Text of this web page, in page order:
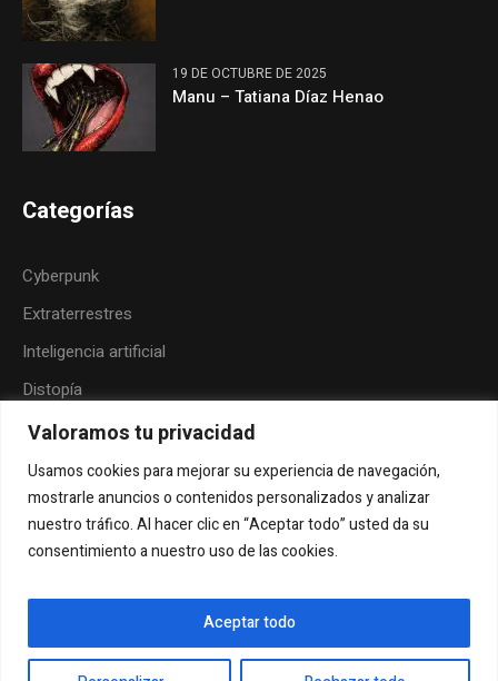
Valoramos tu privacidad
Usamos cookies para mejorar su experiencia de navegación,
mostrarle anuncios o contenidos personalizados y analizar
nuestro tráfico. Al hacer clic en “Aceptar todo” usted da su
consentimiento a nuestro uso de las cookies.
Aceptar todo
19 DE OCTUBRE DE 2025
Manu – Tatiana Díaz Henao
Categorías
Cyberpunk
Extraterrestres
Inteligencia artificial
Distopía
Neoindigenismo
Posthumanismo
Folk-horror
Envía tu cuento Contacto Sobre la revista